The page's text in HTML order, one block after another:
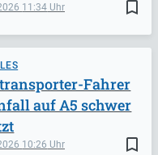
bookmark_border
11:34
bookmark_border
10:26
Fahrer
auf A5 schwer